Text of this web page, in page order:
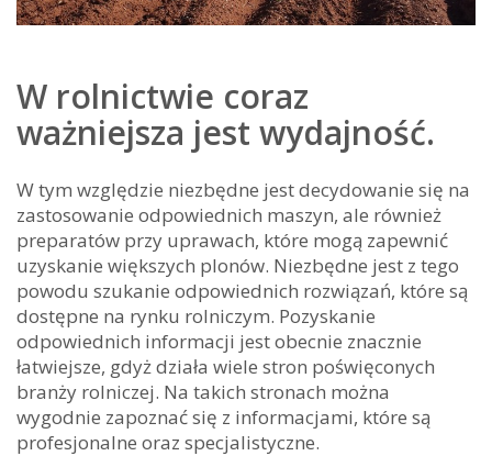
W rolnictwie coraz
ważniejsza jest wydajność.
W tym względzie niezbędne jest decydowanie się na
zastosowanie odpowiednich maszyn, ale również
preparatów przy uprawach, które mogą zapewnić
uzyskanie większych plonów. Niezbędne jest z tego
powodu szukanie odpowiednich rozwiązań, które są
dostępne na rynku rolniczym. Pozyskanie
odpowiednich informacji jest obecnie znacznie
łatwiejsze, gdyż działa wiele stron poświęconych
branży rolniczej. Na takich stronach można
wygodnie zapoznać się z informacjami, które są
profesjonalne oraz specjalistyczne.